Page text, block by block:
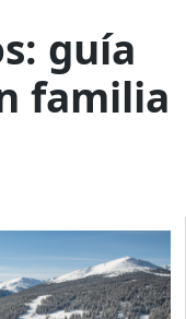
guía
familia